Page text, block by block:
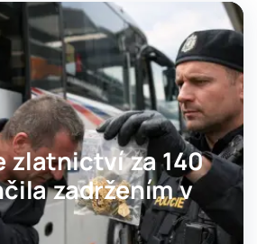
zlatnictví za 140
zadržením v